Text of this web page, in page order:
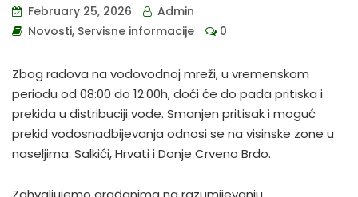
February 25, 2026
Admin
Novosti, Servisne informacije 0
Zbog radova na vodovodnoj mreži, u vremenskom
periodu od 08:00 do 12:00h, doći će do pada pritiska i
prekida u distribuciji vode. Smanjen pritisak i moguć
prekid vodosnadbijevanja odnosi se na visinske zone u
naseljima: Salkići, Hrvati i Donje Crveno Brdo.